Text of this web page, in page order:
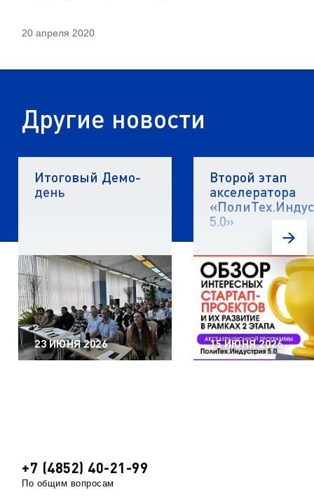
20 апреля 2020
Другие новости
Итоговый Демо-
день
23 ИЮНЯ 2026
Второй этап
акселератора
5.0»
15 ИЮНЯ 2026
+7 (4852) 40-21-99
По общим вопросам